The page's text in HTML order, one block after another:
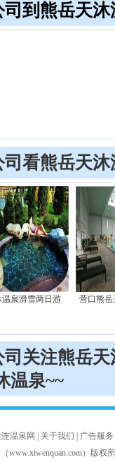
到熊岳天
看熊岳天
日游
营口熊岳天沐温泉
关注熊岳
温泉~~
连温泉网 关于我们 | 广告服
www.xiwenquan.com）版权